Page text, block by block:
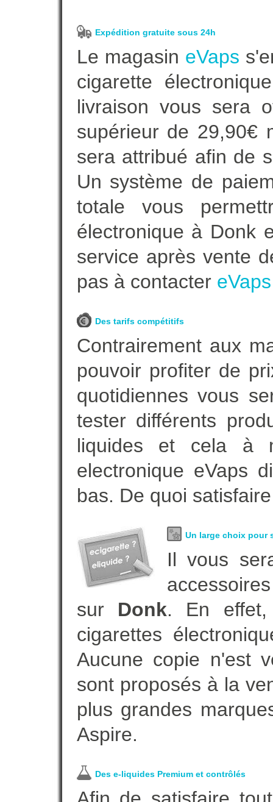
Expédition gratuite sous 24h
Le magasin eVaps
cigarette
livraison vous sera
supérieur de 29,90€
sera attribué afin de
Un système de
totale vous
électronique à Donk
service après vente
pas à contacter eVaps
Des tarifs compétitifs
Contrairement aux
pouvoir profiter de
quotidiennes vous
tester différents
liquides et cela à
electronique eVaps
bas. De quoi
Un large choix pour
Il vous
sur Donk. En effet,
cigarettes
Aucune copie n'est
sont proposés à la
plus grandes
Aspire.
Des e-liquides Premium et contrôlés